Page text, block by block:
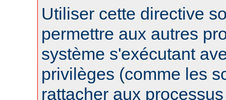
Utiliser cette directive
permettre aux autres
système s'exécutant
privilèges (comme les
rattacher aux